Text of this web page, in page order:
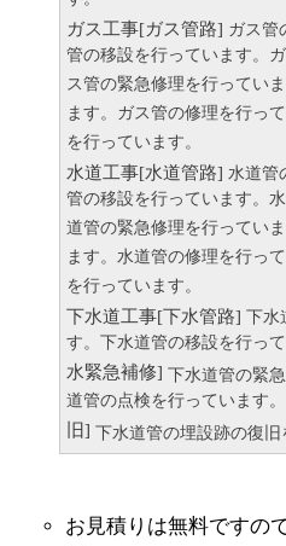
ガス工事[ガス管路] ガス管
管の移設を行っています。
ス管の緊急修理を行ってい
ます。ガス管の修理を行っ
を行っています。
水道工事[水道管路] 水道管
管の移設を行っています。
道管の緊急修理を行ってい
ます。水道管の修理を行っ
を行っています。
下水道工事[下水管路] 下水
す。下水道管の移設を行っ
水緊急補修] 下水道管の緊
道管の点検を行っています
旧] 下水道管の埋設跡の復
お見積りは無料ですの